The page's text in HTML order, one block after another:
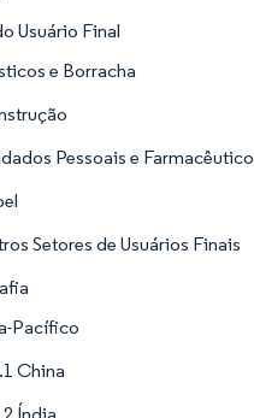
Usuário Final
e Borracha
Pessoais e Farmacêutico
Setores de Usuários Finais
Pacífico
China
Índia